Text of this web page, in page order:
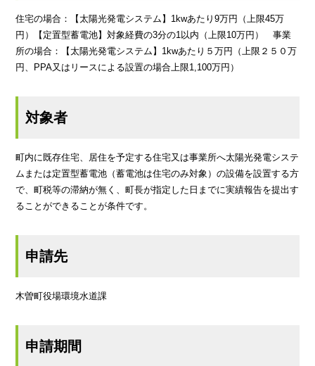
住宅の場合：【太陽光発電システム】1kwあたり9万円（上限45万
円）【定置型蓄電池】対象経費の3分の1以内（上限10万円） 事業
所の場合：【太陽光発電システム】1kwあたり５万円（上限２５０万
円、PPA又はリースによる設置の場合上限1,100万円）
対象者
町内に既存住宅、居住を予定する住宅又は事業所へ太陽光発電システ
ムまたは定置型蓄電池（蓄電池は住宅のみ対象）の設備を設置する方
で、町税等の滞納が無く、町長が指定した日までに実績報告を提出す
ることができることが条件です。
申請先
木曽町役場環境水道課
申請期間